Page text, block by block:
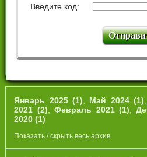
Введите код:
Январь 2025 (1) Май 2024 (1)
2021 (2) ,Февраль 2021 (1) ,
2020 (1)
Показать / скрыть весь архив